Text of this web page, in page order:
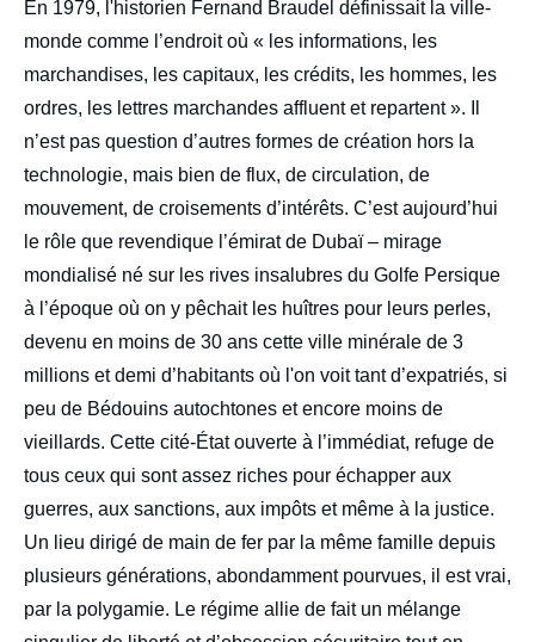
En 1979, l'historien Fernand Braudel définissait la ville-
monde comme l’endroit où « les informations, les
marchandises, les capitaux, les crédits, les hommes, les
ordres, les lettres marchandes affluent et repartent ». Il
n’est pas question d’autres formes de création hors la
technologie, mais bien de flux, de circulation, de
mouvement, de croisements d’intérêts. C’est aujourd’hui
le rôle que revendique l’émirat de Dubaï – mirage
mondialisé né sur les rives insalubres du Golfe Persique
à l’époque où on y pêchait les huîtres pour leurs perles,
devenu en moins de 30 ans cette ville minérale de 3
millions et demi d’habitants où l'on voit tant d’expatriés, si
peu de Bédouins autochtones et encore moins de
vieillards. Cette cité-État ouverte à l’immédiat, refuge de
tous ceux qui sont assez riches pour échapper aux
guerres, aux sanctions, aux impôts et même à la justice.
Un lieu dirigé de main de fer par la même famille depuis
plusieurs générations, abondamment pourvues, il est vrai,
par la polygamie. Le régime allie de fait un mélange